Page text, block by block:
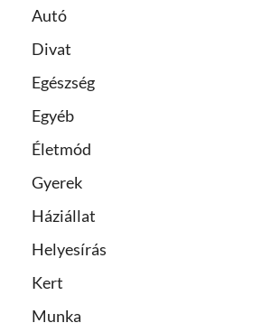
Autó
Divat
Egészség
Egyéb
Életmód
Gyerek
Háziállat
Helyesírás
Kert
Munka